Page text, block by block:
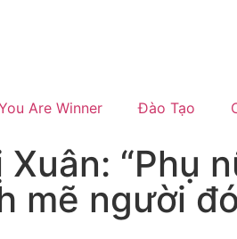
Are Winner Đào Tạo
“Phụ
mẽ người